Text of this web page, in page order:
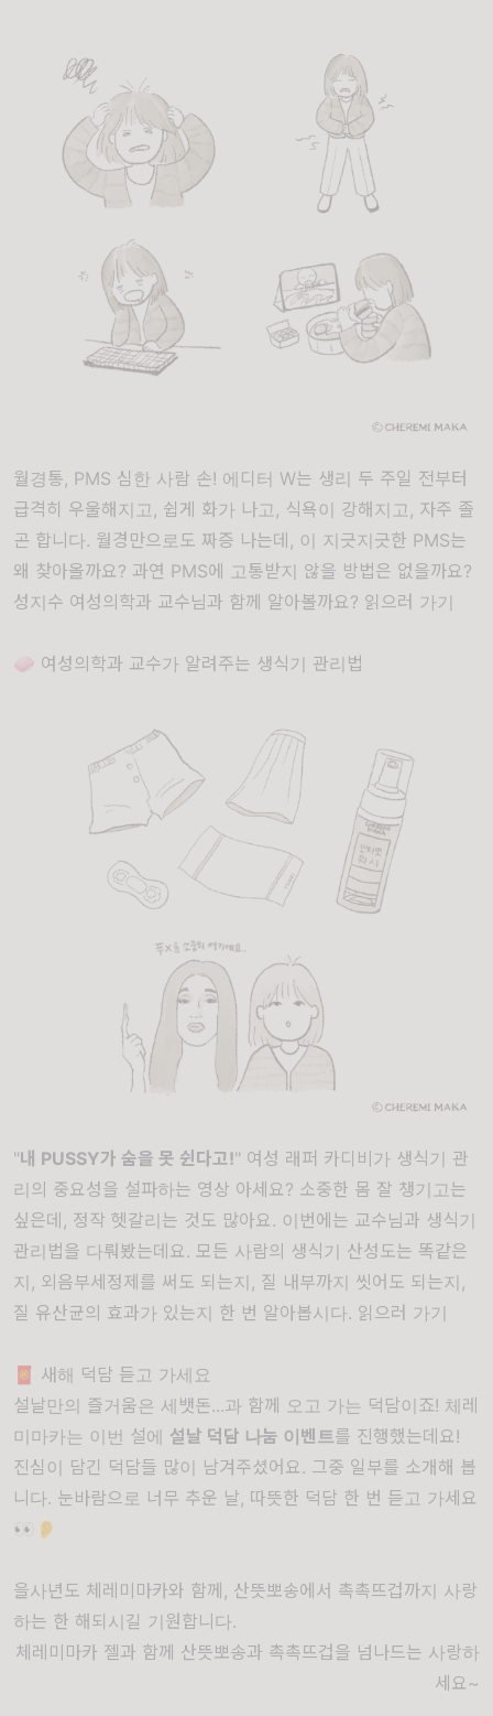
월경통, PMS 심한 사람 손! 에디터 W는 생리 두 주일 전부터
급격히 우울해지고, 쉽게 화가 나고, 식욕이 강해지고, 자주 졸
곤 합니다. 월경만으로도 짜증 나는데, 이 지긋지긋한 PMS는
왜 찾아올까요? 과연 PMS에 고통받지 않을 방법은 없을까요?
성지수 여성의학과 교수님과 함께 알아볼까요? 읽으러 가기
🧼 여성의학과 교수가 알려주는 생식기 관리법
"내 PUSSY가 숨을 못 쉰다고!" 여성 래퍼 카디비가 생식기 관
리의 중요성을 설파하는 영상 아세요? 소중한 몸 잘 챙기고는
싶은데, 정작 헷갈리는 것도 많아요. 이번에는 교수님과 생식기
관리법을 다뤄봤는데요. 모든 사람의 생식기 산성도는 똑같은
지, 외음부세정제를 써도 되는지, 질 내부까지 씻어도 되는지,
질 유산균의 효과가 있는지 한 번 알아봅시다. 읽으러 가기
🧧 새해 덕담 듣고 가세요
설날만의 즐거움은 세뱃돈...과 함께 오고 가는 덕담이죠! 체레
미마카는 이번 설에 설날 덕담 나눔 이벤트를 진행했는데요!
진심이 담긴 덕담들 많이 남겨주셨어요. 그중 일부를 소개해 봅
니다. 눈바람으로 너무 추운 날, 따뜻한 덕담 한 번 듣고 가세요
👀👂
을사년도 체레미마카와 함께, 산뜻뽀송에서 촉촉뜨겁까지 사랑
하는 한 해되시길 기원합니다.
체레미마카 젤과 함께 산뜻뽀송과 촉촉뜨겁을 넘나드는 사랑하
세요~